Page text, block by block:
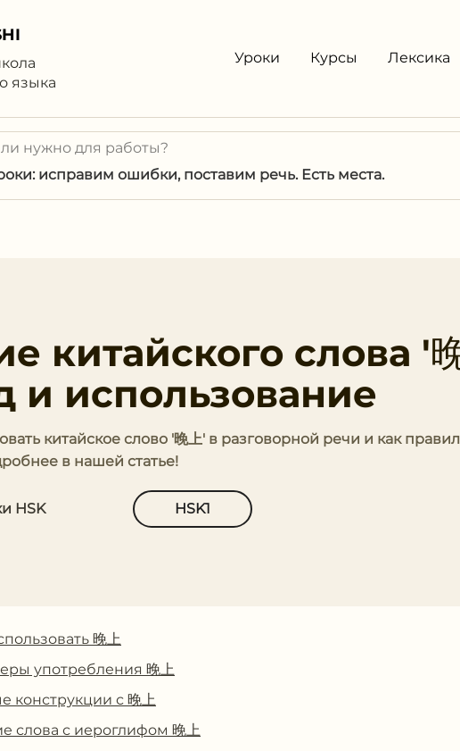
языка
Уроки Курсы Лексика
нужно для работы?
исправим ошибки, поставим речь. Есть места.
китайского слова '
и использование
китайское слово '晚上' в разговорной речи и как
в нашей статье!
HSK HSK1
晚上
употребления 晚上
конструкции с 晚上
слова с иероглифом 晚上